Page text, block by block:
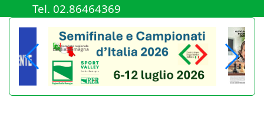
Tel. 02.86464369